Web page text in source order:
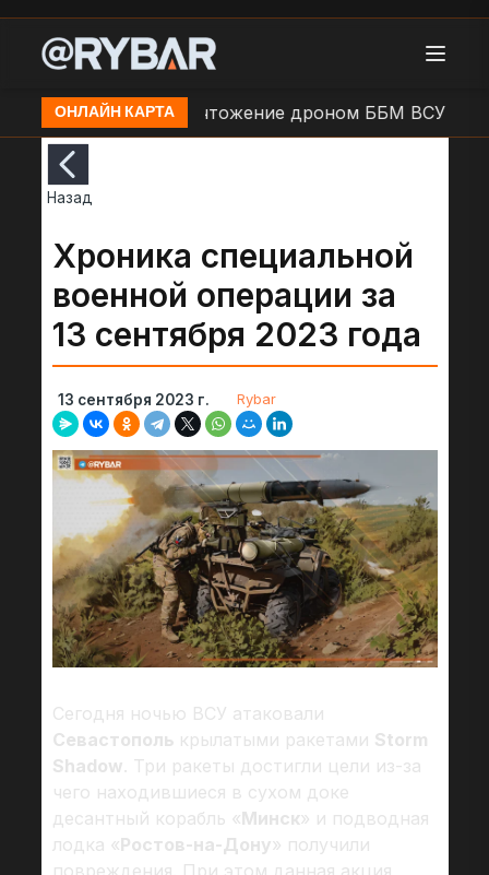
ОНЛАЙН КАРТА
Кадры: Уничтожение дроном ББМ ВСУ Удар БЛА
Назад
Хроника специальной
военной операции за
13 сентября 2023 года
13 сентября 2023 г. Rybar
Сегодня ночью ВСУ атаковали
Севастополь крылатыми ракетами Storm
Shadow. Три ракеты достигли цели из-за
чего находившиеся в сухом доке
десантный корабль «Минск» и подводная
лодка «Ростов-на-Дону» получили
повреждения. При этом данная акция